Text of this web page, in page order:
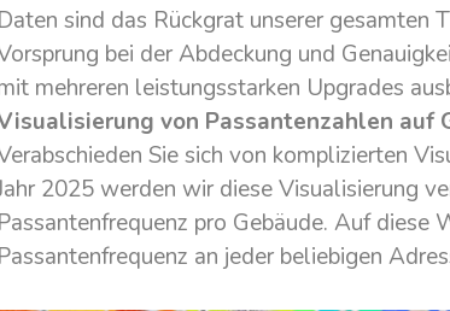
Daten sind das Rückgrat unserer gesamten
bei der Abdeckung und
mehreren leistungsstarken Upgrades
von Passantenzahlen auf
Sie sich von komplizierten
2025 werden wir diese Visualisierung
Passantenfrequenz pro Gebäude. Auf diese
Passantenfrequenz an jeder beliebigen